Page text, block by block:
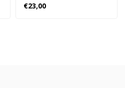
74, 90 und 100 cm.
€23,00